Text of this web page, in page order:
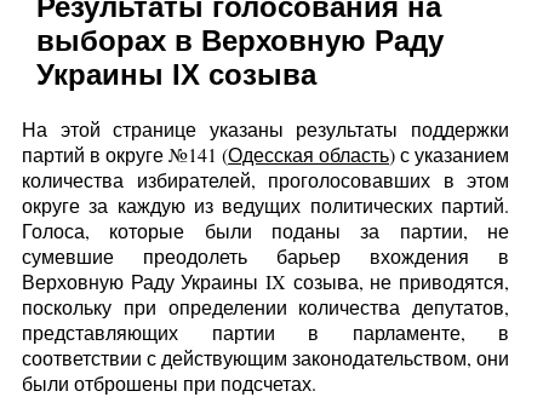
Результаты голосования на
выборах в Верховную Раду
Украины IX созыва
На этой странице указаны результаты поддержки
партий в округе №141 (Одесская область) с указанием
количества избирателей, проголосовавших в этом
округе за каждую из ведущих политических партий.
Голоса, которые были поданы за партии, не
сумевшие преодолеть барьер вхождения в
Верховную Раду Украины IX созыва, не приводятся,
поскольку при определении количества депутатов,
представляющих партии в парламенте, в
соответствии с действующим законодательством, они
были отброшены при подсчетах.